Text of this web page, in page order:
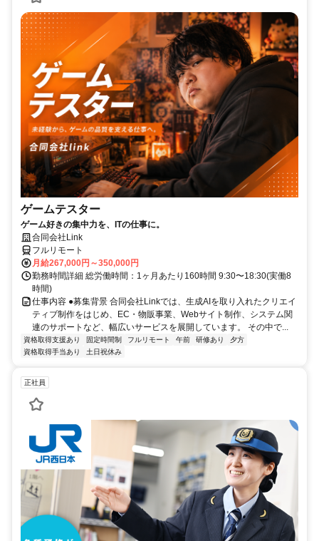
ゲームテスター
ゲーム好きの集中力を、ITの仕事に。
合同会社Link
フルリモート
月給267,000円～350,000円
勤務時間詳細 総労働時間：1ヶ月あたり160時間 9:30〜18:30(実働8
時間)
仕事内容 ●募集背景 合同会社Linkでは、生成AIを取り入れたクリエイ
ティブ制作をはじめ、EC・物販事業、Webサイト制作、システム関
連のサポートなど、幅広いサービスを展開しています。 その中で...
資格取得支援あり 固定時間制 フルリモート 午前 研修あり
夕方
資格取得手当あり
土日祝休み
正社員